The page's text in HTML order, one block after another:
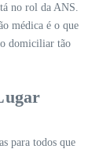
no rol da ANS.
médica é o que
domiciliar tão
para todos que